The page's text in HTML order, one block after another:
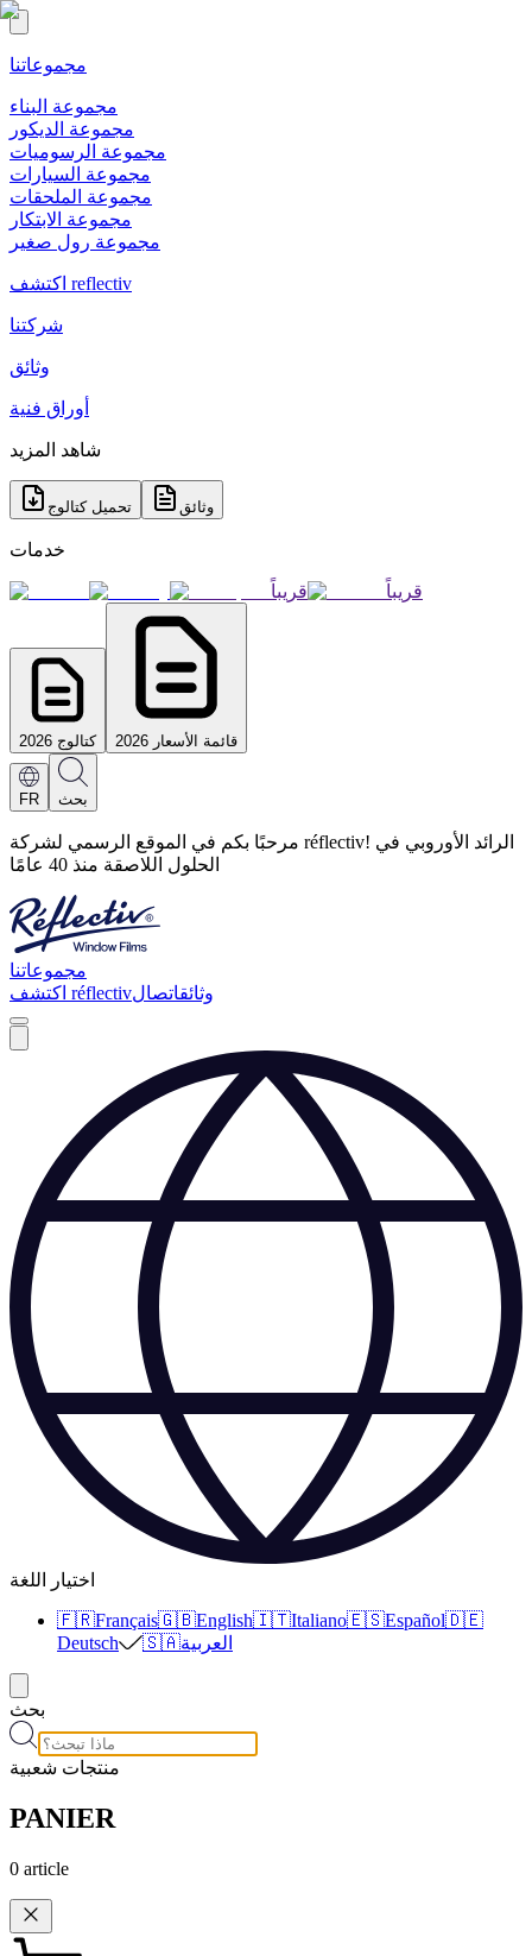
مجموعاتنا
مجموعة البناء
مجموعة الديكور
مجموعة الرسوميات
مجموعة السيارات
مجموعة الملحقات
مجموعة الابتكار
مجموعة رول صغير
اكتشف reflectiv
شركتنا
وثائق
أوراق فنية
شاهد المزيد
تحميل كتالوج وثائق
خدمات
قريباً قريباً
كتالوج 2026 قائمة الأسعار 2026
FR بحث
مرحبًا بكم في الموقع الرسمي لشركة réflectiv! الرائد الأوروبي في
الحلول اللاصقة منذ 40 عامًا
مجموعاتنا
اكتشف réflectiv
وثائقاتصال
اختيار اللغة
🇫🇷Français🇬🇧English🇮🇹Italiano🇪🇸Español🇩🇪
Deutsch
🇸🇦العربية
بحث
منتجات شعبية
PANIER
0 article